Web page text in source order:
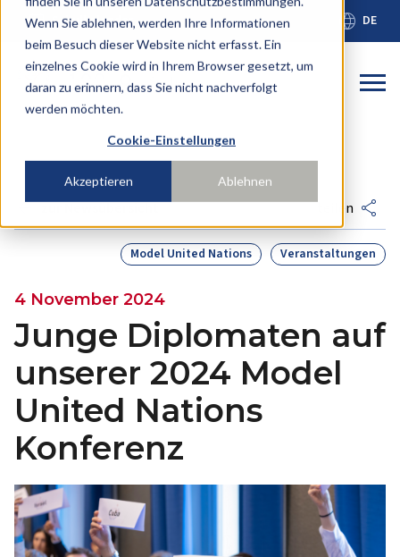
Wenn Sie ablehnen, werden Ihre Informationen
beim Besuch dieser Website nicht erfasst. Ein
einzelnes Cookie wird in Ihrem Browser gesetzt, um
daran zu erinnern, dass Sie nicht nachverfolgt
werden möchten.
Cookie-Einstellungen
Akzeptieren Ablehnen
calendar_month Schulkalender language DE
arrow_back zur Newsübersicht teilen share
Veranstaltungen
Model United Nations
4 November 2024
Junge Diplomaten auf
unserer 2024 Model
United Nations
Konferenz